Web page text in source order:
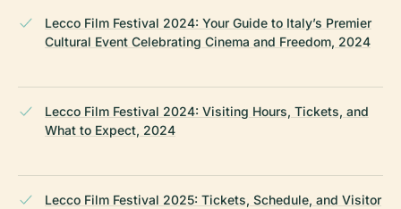
Lecco Film Festival 2024: Your Guide to Italy’s Premier
Cultural Event Celebrating Cinema and Freedom, 2024
Lecco Film Festival 2024: Visiting Hours, Tickets, and
What to Expect, 2024
Lecco Film Festival 2025: Tickets, Schedule, and Visitor